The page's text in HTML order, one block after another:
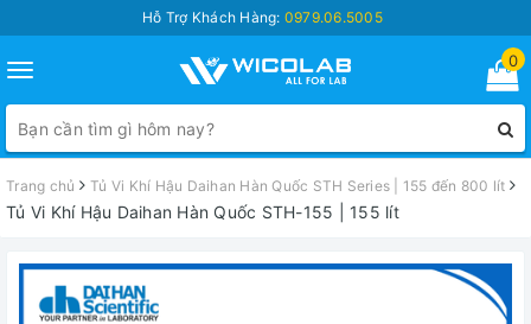
Hỗ Trợ Khách Hàng: 0979.06.5005
Toggle
navigation
0
Trang chủ Tủ Vi Khí Hậu Daihan Hàn Quốc STH Series | 155 đến 800 lít
Tủ Vi Khí Hậu Daihan Hàn Quốc STH-155 | 155 lít